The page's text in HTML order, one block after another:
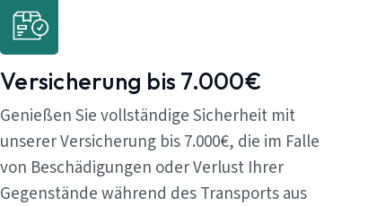
Versicherung bis 7.000€
Genießen Sie vollständige Sicherheit mit
unserer Versicherung bis 7.000€, die im Falle
von Beschädigungen oder Verlust Ihrer
Gegenstände während des Transports aus